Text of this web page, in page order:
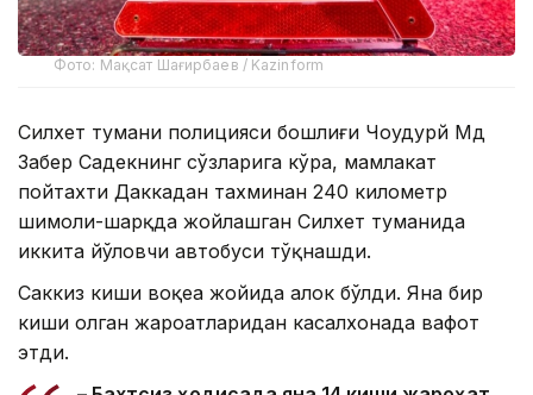
Фото: Мақсат Шағирбаев / Kazinform
Силхет тумани полицияси бошлиғи Чоудҳурй Мд
Забер Садекнинг сўзларига кўра, мамлакат
пойтахти Даккадан тахминан 240 километр
шимоли-шарқда жойлашган Силхет туманида
иккита йўловчи автобуси тўқнашди.
Саккиз киши воқеа жойида ҳалок бўлди. Яна бир
киши олган жароҳатларидан касалхонада вафот
этди.